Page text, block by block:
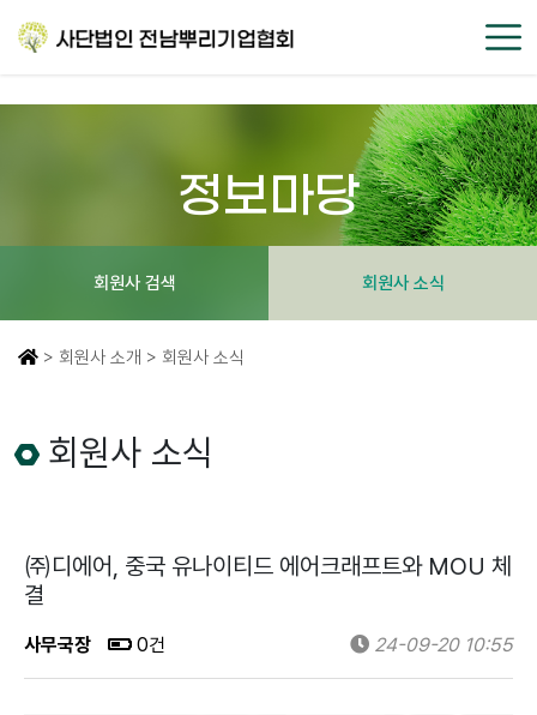
정보마당
회원사 검색 회원사 소식
> 회원사 소개 > 회원사 소식
회원사 소식
㈜디에어, 중국 유나이티드 에어크래프트와 MOU 체
결
사무국장 0건 24-09-20 10:55